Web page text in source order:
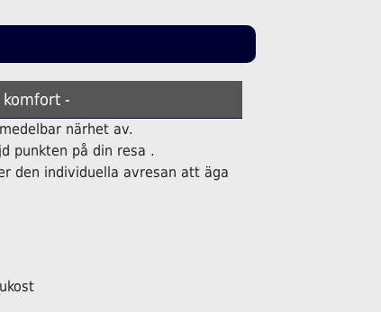
komfort -
närhet av.
punkten på din resa .
den individuella avresan att äga